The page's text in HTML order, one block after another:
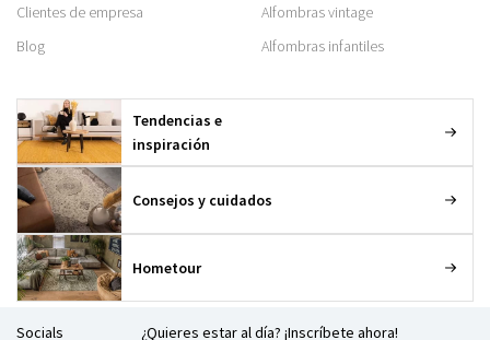
Clientes de empresa
Blog
Alfombras vintage
Alfombras infantiles
Tendencias e
inspiración
Consejos y cuidados
Hometour
Socials ¿Quieres estar al día? ¡Inscríbete ahora!